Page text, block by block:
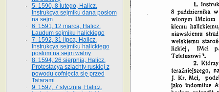
5. 1590, 8 lutego, Halicz.
Instrukcya sejmiku dana posłom
na sejm
6. 1591, 12 marca, Halicz.
Laudum sejmiku halickiego
7. 1592, 31 lipca, Halicz.
Instrukcya sejmiku halickiego
posłom na sejm walny
8. 1594, 26 sierpnia, Halicz.
Protestacya szlachty ruskiej z
powodu cofnięcia się przed
Tatarami
9. 1597, 7 stycznia, Halicz.